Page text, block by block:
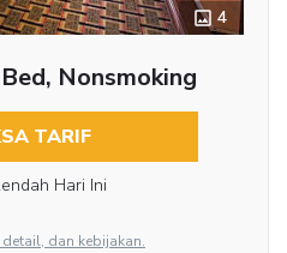
4
Nonsmoking
TARIF
Hari Ini
dan kebijakan.